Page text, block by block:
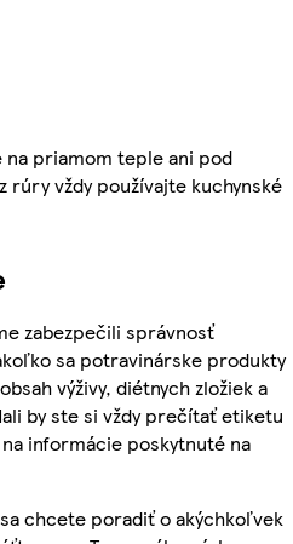
na priamom teple ani pod
rúry vždy používajte kuchynské
zabezpečili správnosť
sa potravinárske produkty
výživy, diétnych zložiek a
by ste si vždy prečítať etiketu
informácie poskytnuté na
chcete poradiť o akýchkoľvek